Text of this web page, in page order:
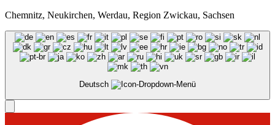
Chemnitz, Neukirchen, Werdau, Region Zwickau, Sachsen
Deutsch